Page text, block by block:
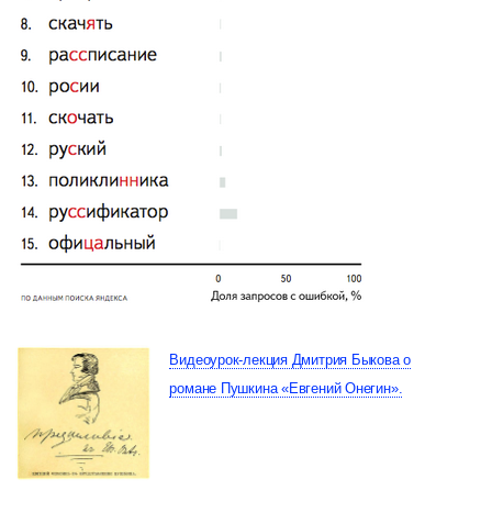
Видеоурок-лекция Дмитрия Быкова о
романе Пушкина «Евгений Онегин».